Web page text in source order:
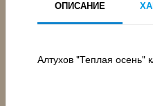
ОПИСАНИЕ
Алтухов "Теплая осень"